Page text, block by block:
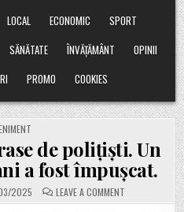
LOCAL ECONOMIC
SPORT
SĂNĂTATE ÎNVĂȚĂMÂNT
OPINII
PROMO COOKIES
de polițiști. Un
a fost împușcat.
2025 LEAVE A COMMENT
FOCURI